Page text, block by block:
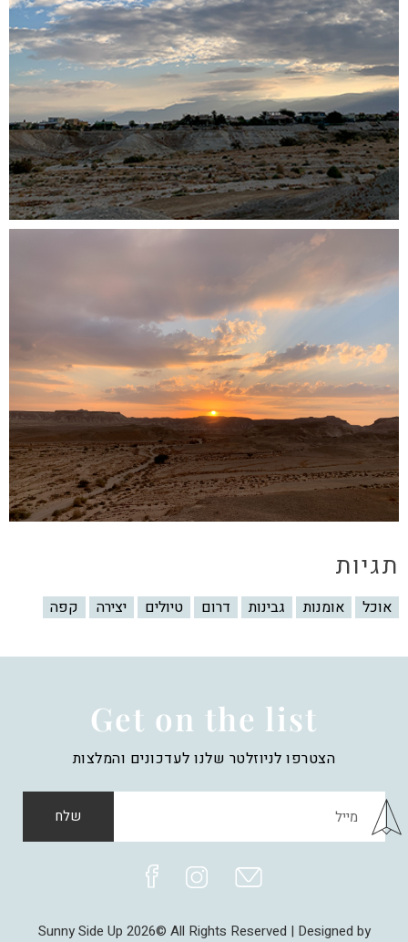
תגיות
אוכל אומנות גבינות דרום טיולים יצירה קפה
Get on the list
הצטרפו לניוזלטר שלנו לעדכונים והמלצות
שלח
Sunny Side Up 2026© All Rights Reserved | Designed by